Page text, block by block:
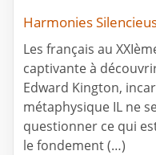
Harmonies
Les français au
captivante à
Edward Kington,
métaphysique IL ne
questionner ce qui
le fondement (…)